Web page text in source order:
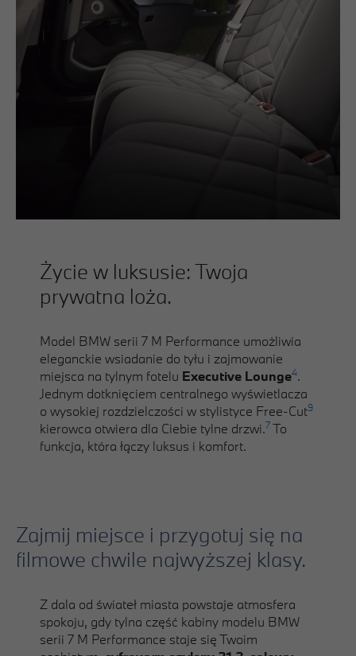
Życie w luksusie: Twoja
prywatna loża.
Model BMW serii 7 M Performance umożliwia
eleganckie wsiadanie do tyłu i zajmowanie
miejsca na tylnym fotelu Executive Lounge4.
Jednym dotknięciem centralnego wyświetlacza
o wysokiej rozdzielczości w stylistyce Free-Cut9
kierowca otwiera dla Ciebie tylne drzwi.7To
funkcja, która łączy luksus i komfort.
Zajmij miejsce i przygotuj się na
filmowe chwile najwyższej klasy.
Z dala od świateł miasta powstaje atmosfera
spokoju, gdy tylna część kabiny modelu BMW
serii 7 M Performance staje się Twoim